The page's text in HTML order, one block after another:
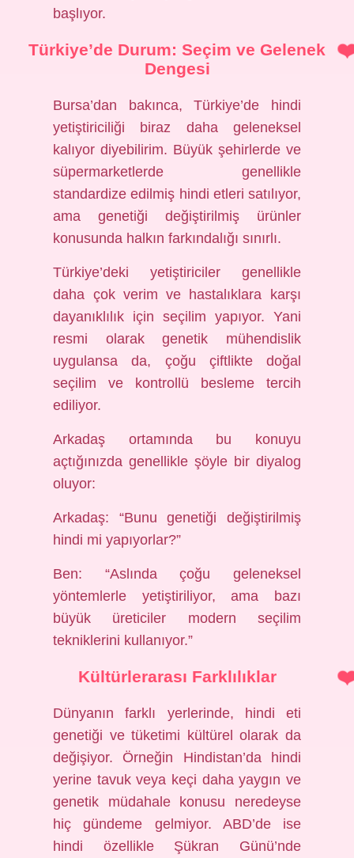
başlıyor.
Türkiye’de Durum: Seçim ve Gelenek
Dengesi
Bursa’dan bakınca, Türkiye’de hindi
yetiştiriciliği biraz daha geleneksel
kalıyor diyebilirim. Büyük şehirlerde ve
süpermarketlerde genellikle
standardize edilmiş hindi etleri satılıyor,
ama genetiği değiştirilmiş ürünler
konusunda halkın farkındalığı sınırlı.
Türkiye’deki yetiştiriciler genellikle
daha çok verim ve hastalıklara karşı
dayanıklılık için seçilim yapıyor. Yani
resmi olarak genetik mühendislik
uygulansa da, çoğu çiftlikte doğal
seçilim ve kontrollü besleme tercih
ediliyor.
Arkadaş ortamında bu konuyu
açtığınızda genellikle şöyle bir diyalog
oluyor:
Arkadaş: “Bunu genetiği değiştirilmiş
hindi mi yapıyorlar?”
Ben: “Aslında çoğu geleneksel
yöntemlerle yetiştiriliyor, ama bazı
büyük üreticiler modern seçilim
tekniklerini kullanıyor.”
Kültürlerarası Farklılıklar
Dünyanın farklı yerlerinde, hindi eti
genetiği ve tüketimi kültürel olarak da
değişiyor. Örneğin Hindistan’da hindi
yerine tavuk veya keçi daha yaygın ve
genetik müdahale konusu neredeyse
hiç gündeme gelmiyor. ABD’de ise
hindi özellikle Şükran Günü’nde